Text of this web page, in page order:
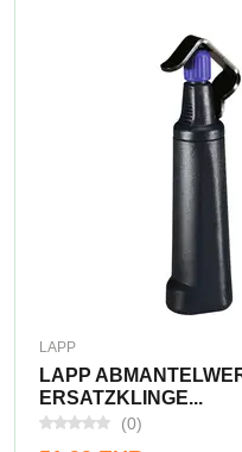
LAPP
LAPP
ERSATZKLINGE...
(0)